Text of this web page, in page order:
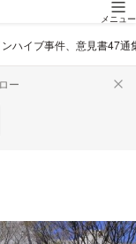
メニュー
ンハイブ事件、意見書47
ー